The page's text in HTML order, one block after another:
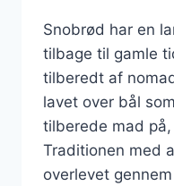
Snobrød har en
tilbage til gamle
tilberedt af
lavet over bål
tilberede mad
Traditionen med
overlevet